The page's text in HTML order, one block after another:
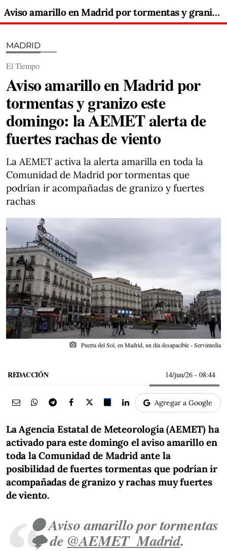
Aviso amarillo en Madrid por tormentas y granizo este domingo: la AEMET alerta de fuertes rachas de viento
MADRID
El Tiempo
Aviso amarillo en Madrid por
tormentas y granizo este
domingo: la AEMET alerta de
fuertes rachas de viento
La AEMET activa la alerta amarilla en toda la
Comunidad de Madrid por tormentas que
podrían ir acompañadas de granizo y fuertes
rachas
photo_camera Puerta del Sol, en Madrid, un día desapacible - Servimedia
REDACCIÓN 14/jun/26 - 08:44
Agregar a Google
La Agencia Estatal de Meteorología (AEMET) ha
activado para este domingo el aviso amarillo en
toda la Comunidad de Madrid ante la
posibilidad de fuertes tormentas que podrían ir
acompañadas de granizo y rachas muy fuertes
de viento.
🟡 Aviso amarillo por tormentas
🌩️ de @AEMET_Madrid.